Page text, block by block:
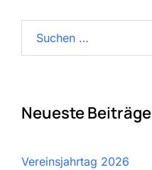
nach:
Neueste Beiträge
Vereinsjahrtag 2026